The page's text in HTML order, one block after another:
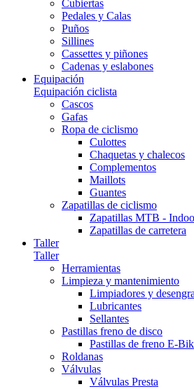
Cubiertas
Pedales y Calas
Puños
Sillines
Cassettes y piñones
Cadenas y eslabones
Equipación
Equipación ciclista
Cascos
Gafas
Ropa de ciclismo
Culottes
Chaquetas y chalecos
Complementos
Maillots
Guantes
Zapatillas de ciclismo
Zapatillas MTB -
Zapatillas de carretera
Taller
Taller
Herramientas
Limpieza y mantenimiento
Limpiadores y
Lubricantes
Sellantes
Pastillas freno de disco
Pastillas de freno E-
Roldanas
Válvulas
Válvulas Presta